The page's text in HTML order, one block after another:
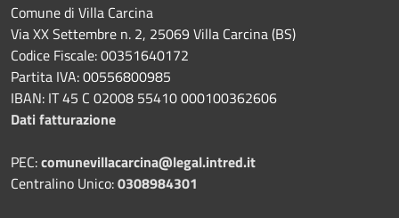
Comune di Villa Carcina
Via XX Settembre n. 2, 25069 Villa Carcina (BS)
Codice Fiscale: 00351640172
Partita IVA: 00556800985
IBAN: IT 45 C 02008 55410 000100362606
Dati fatturazione
PEC:comunevillacarcina@legal.intred.it
Centralino Unico:0308984301